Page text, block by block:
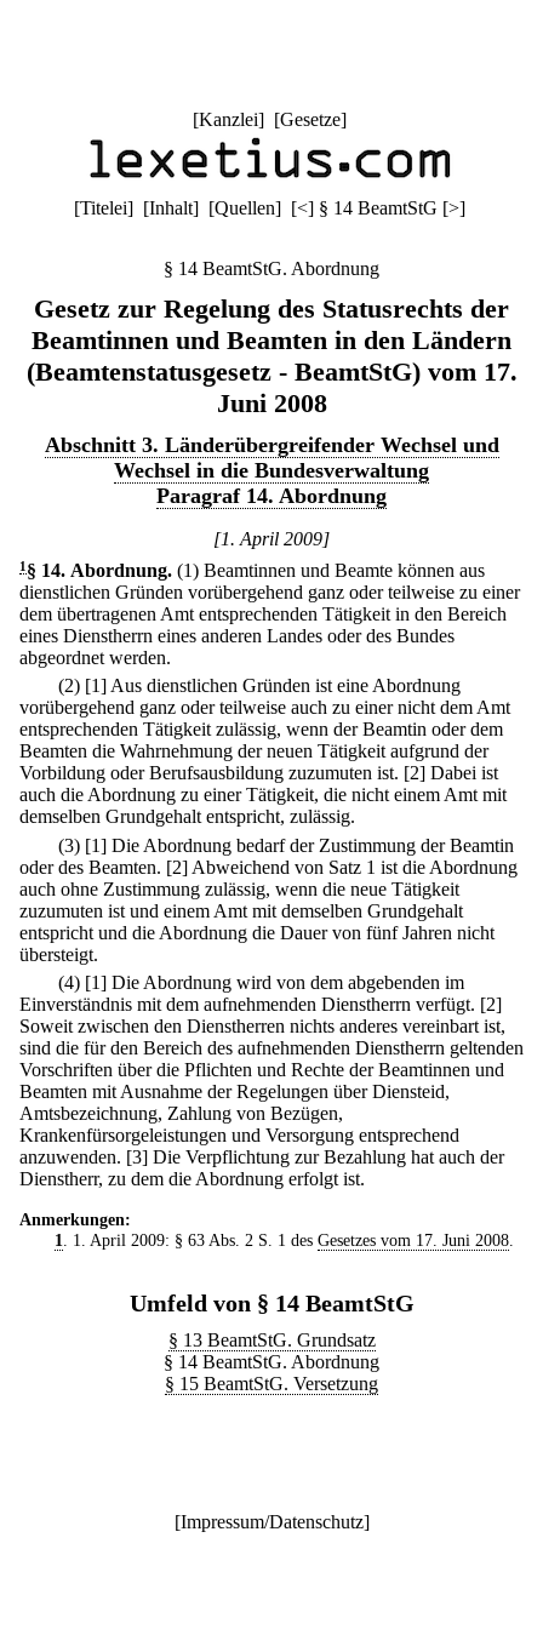
[Kanzlei] [Gesetze]
[Titelei] [Inhalt] [Quellen] [<] § 14 BeamtStG [>]
§ 14 BeamtStG. Abordnung
Gesetz zur Regelung des Statusrechts der
Beamtinnen und Beamten in den Ländern
(Beamtenstatusgesetz - BeamtStG) vom 17.
Juni 2008
Abschnitt 3. Länderübergreifender Wechsel und
Wechsel in die Bundesverwaltung
Paragraf 14. Abordnung
[1. April 2009]
1 § 14. Abordnung. (1) Beamtinnen und Beamte können aus
dienstlichen Gründen vorübergehend ganz oder teilweise zu einer
dem übertragenen Amt entsprechenden Tätigkeit in den Bereich
eines Dienstherrn eines anderen Landes oder des Bundes
abgeordnet werden.
(2) [1] Aus dienstlichen Gründen ist eine Abordnung
vorübergehend ganz oder teilweise auch zu einer nicht dem Amt
entsprechenden Tätigkeit zulässig, wenn der Beamtin oder dem
Beamten die Wahrnehmung der neuen Tätigkeit aufgrund der
Vorbildung oder Berufsausbildung zuzumuten ist. [2] Dabei ist
auch die Abordnung zu einer Tätigkeit, die nicht einem Amt mit
demselben Grundgehalt entspricht, zulässig.
(3) [1] Die Abordnung bedarf der Zustimmung der Beamtin
oder des Beamten. [2] Abweichend von Satz 1 ist die Abordnung
auch ohne Zustimmung zulässig, wenn die neue Tätigkeit
zuzumuten ist und einem Amt mit demselben Grundgehalt
entspricht und die Abordnung die Dauer von fünf Jahren nicht
übersteigt.
(4) [1] Die Abordnung wird von dem abgebenden im
Einverständnis mit dem aufnehmenden Dienstherrn verfügt. [2]
Soweit zwischen den Dienstherren nichts anderes vereinbart ist,
sind die für den Bereich des aufnehmenden Dienstherrn geltenden
Vorschriften über die Pflichten und Rechte der Beamtinnen und
Beamten mit Ausnahme der Regelungen über Diensteid,
Amtsbezeichnung, Zahlung von Bezügen,
Krankenfürsorgeleistungen und Versorgung entsprechend
anzuwenden. [3] Die Verpflichtung zur Bezahlung hat auch der
Dienstherr, zu dem die Abordnung erfolgt ist.
Anmerkungen:
1
. 1. April 2009: § 63 Abs. 2 S. 1 des Gesetzes vom 17. Juni 2008.
Umfeld von § 14 BeamtStG
§ 13 BeamtStG. Grundsatz
§ 14 BeamtStG. Abordnung
§ 15 BeamtStG. Versetzung
[Impressum/Datenschutz]